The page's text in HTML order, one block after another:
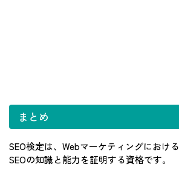
まとめ
SEO検定は、Webマーケティングにおけ
SEOの知識と能力を証明する資格です。